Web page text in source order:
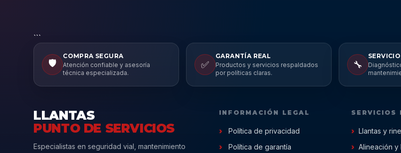
```
🛡️
COMPRA SEGURA
Atención confiable y asesoría
técnica especializada.
✅
GARANTÍA REAL
Productos y servicios respaldados
por políticas claras.
🔧
LLANTAS
PUNTO DE SERVICIOS
Especialistas en seguridad vial, mantenimiento
INFORMACIÓN LEGAL
Política de privacidad
Política de garantía
SERVICIOS
Llantas y
Alineación y